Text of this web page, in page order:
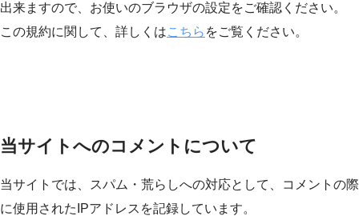
出来ますので、お使いのブラウザの設定をご確認ください。
この規約に関して、詳しくはこちら をご覧ください。
当サイトへのコメントについて
当サイトでは、スパム・荒らしへの対応として、コメントの際
に使用されたIPアドレスを記録しています。